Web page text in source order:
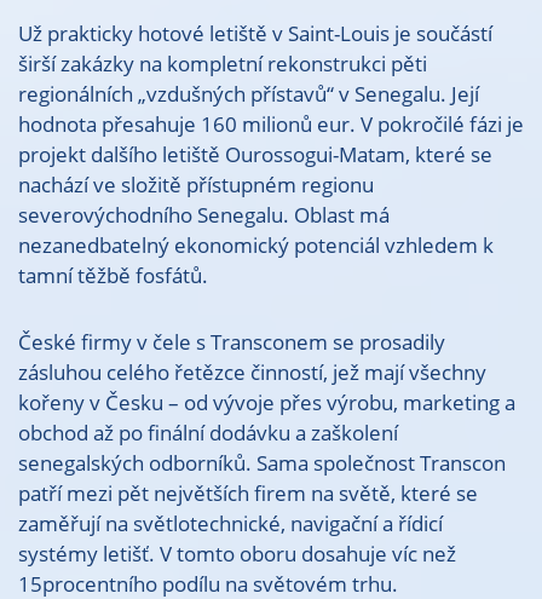
Už prakticky hotové letiště v Saint-Louis je součástí
širší zakázky na kompletní rekonstrukci pěti
regionálních „vzdušných přístavů“ v Senegalu. Její
hodnota přesahuje 160 milionů eur. V pokročilé fázi je
projekt dalšího letiště Ourossogui-Matam, které se
nachází ve složitě přístupném regionu
severovýchodního Senegalu. Oblast má
nezanedbatelný ekonomický potenciál vzhledem k
tamní těžbě fosfátů.
České firmy v čele s Transconem se prosadily
zásluhou celého řetězce činností, jež mají všechny
kořeny v Česku – od vývoje přes výrobu, marketing a
obchod až po finální dodávku a zaškolení
senegalských odborníků. Sama společnost Transcon
patří mezi pět největších firem na světě, které se
zaměřují na světlotechnické, navigační a řídicí
systémy letišť. V tomto oboru dosahuje víc než
15procentního podílu na světovém trhu.